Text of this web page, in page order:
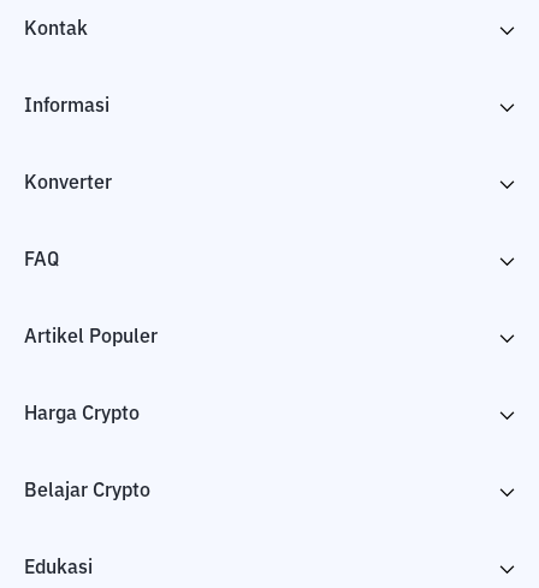
Kontak
Informasi
Konverter
FAQ
Artikel Populer
Harga Crypto
Belajar Crypto
Edukasi